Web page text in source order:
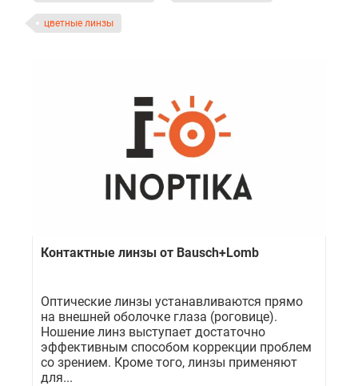
цветные линзы
Контактные линзы от Bausch+Lomb
Оптические линзы устанавливаются прямо
на внешней оболочке глаза (роговице).
Ношение линз выступает достаточно
эффективным способом коррекции проблем
со зрением. Кроме того, линзы применяют
для...